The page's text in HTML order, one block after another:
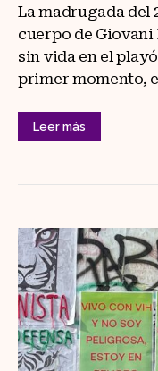
La madrugada del
cuerpo de Giovani
sin vida en el
primer momento,
Leer más